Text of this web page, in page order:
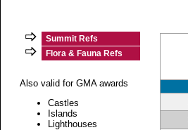
Summit Refs
Flora & Fauna Refs
Also valid for GMA awards
Castles
Islands
Lighthouses